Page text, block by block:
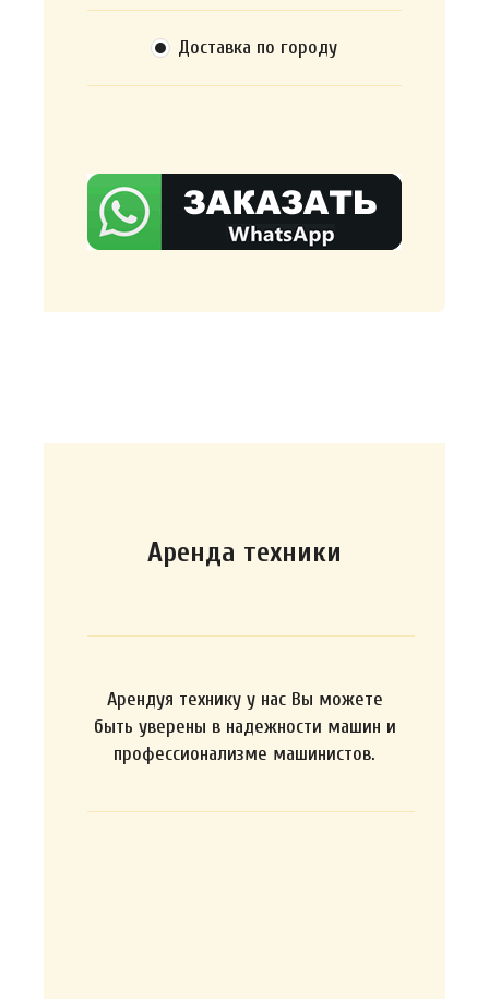
Доставка по городу
Аренда техники
Арендуя технику у нас Вы можете
быть уверены в надежности машин и
профессионализме машинистов.